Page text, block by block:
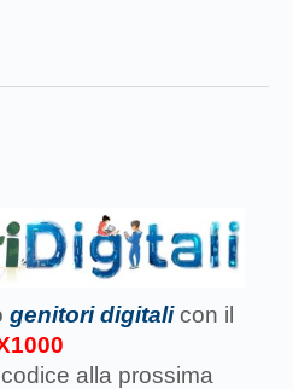
genitori digitali con il
alla prossima